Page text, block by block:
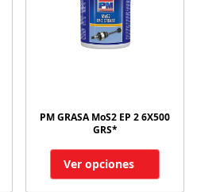
PM GRASA MoS2 EP 2 6X500
GRS*
Ver opciones